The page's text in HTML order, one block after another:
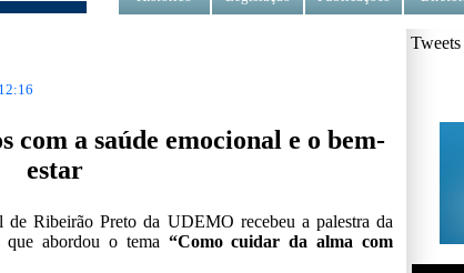
com a saúde emocional e o bem-
estar
Ribeirão Preto da UDEMO recebeu a palestra da
que abordou o tema “Como cuidar da alma com